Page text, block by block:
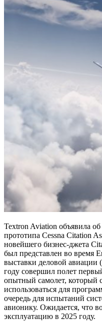
Textron Aviation объявила
прототипа Cessna Citation
новейшего бизнес-джета
был представлен во время
выставки деловой
году совершил полет
опытный самолет, который
использоваться для
очередь для испытаний
авионику. Ожидается, что
эксплуатацию в 2025 году.